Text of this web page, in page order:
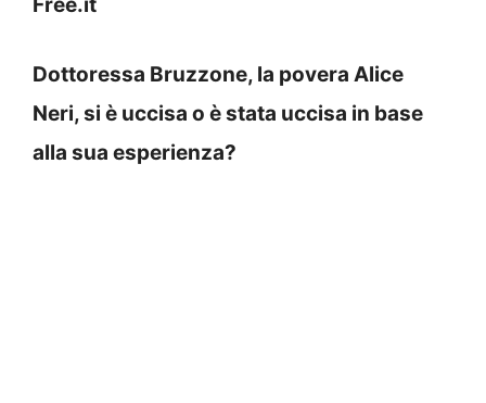
Dottoressa Bruzzone, la povera Alice
Neri, si è uccisa o è stata uccisa in base
alla sua esperienza?